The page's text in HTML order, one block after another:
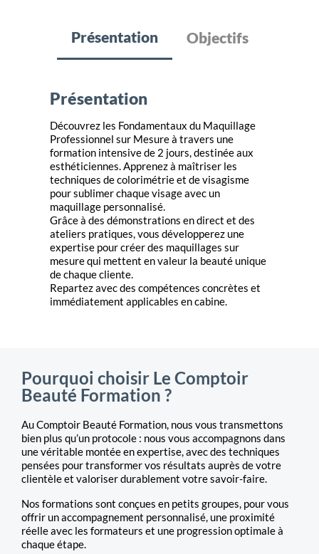
Présentation Objectifs
Présentation
Découvrez les Fondamentaux du Maquillage
Professionnel sur Mesure à travers une
formation intensive de 2 jours, destinée aux
esthéticiennes. Apprenez à maîtriser les
techniques de colorimétrie et de visagisme
pour sublimer chaque visage avec un
maquillage personnalisé.
Grâce à des démonstrations en direct et des
ateliers pratiques, vous développerez une
expertise pour créer des maquillages sur
mesure qui mettent en valeur la beauté unique
de chaque cliente.
Repartez avec des compétences concrètes et
immédiatement applicables en cabine.
Pourquoi choisir Le Comptoir
Beauté Formation ?
Au Comptoir Beauté Formation, nous vous transmettons
bien plus qu’un protocole : nous vous accompagnons dans
une véritable montée en expertise, avec des techniques
pensées pour transformer vos résultats auprès de votre
clientèle et valoriser durablement votre savoir-faire.
Nos formations sont conçues en petits groupes, pour vous
offrir un accompagnement personnalisé, une proximité
réelle avec les formateurs et une progression optimale à
chaque étape.